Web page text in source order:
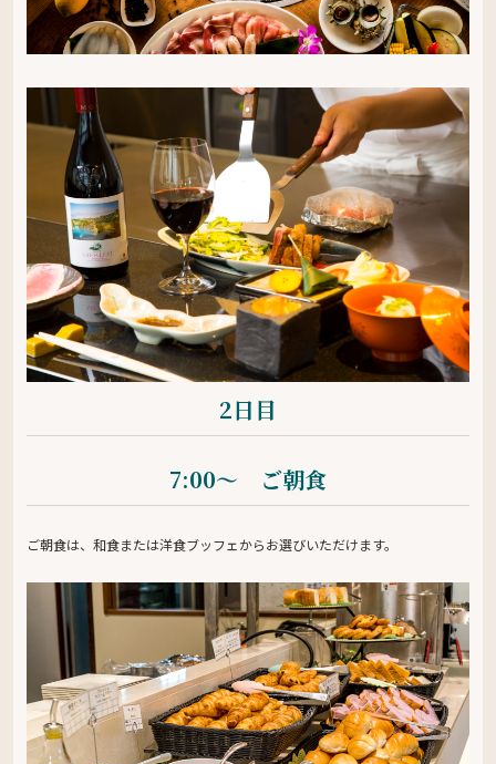
2日目
7:00〜 ご朝食
ご朝食は、和食または洋食ブッフェからお選びいただけます。